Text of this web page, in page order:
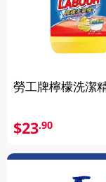
勞工牌檸檬洗潔
$23.90